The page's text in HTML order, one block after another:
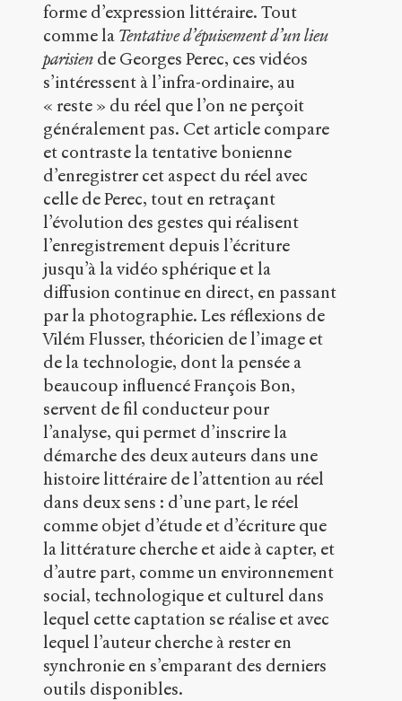
vidéo
chez
Perec,
Flusser
Bon
2018.
Sens
public.
forme d’expression littéraire. Tout
comme la Tentative d’épuisement d’un lieu
parisien de Georges Perec, ces vidéos
s’intéressent à l’infra-ordinaire, au
« reste » du réel que l’on ne perçoit
généralement pas. Cet article compare
et contraste la tentative bonienne
d’enregistrer cet aspect du réel avec
celle de Perec, tout en retraçant
l’évolution des gestes qui réalisent
l’enregistrement depuis l’écriture
jusqu’à la vidéo sphérique et la
diffusion continue en direct, en passant
par la photographie. Les réflexions de
Vilém Flusser, théoricien de l’image et
de la technologie, dont la pensée a
beaucoup influencé François Bon,
servent de fil conducteur pour
l’analyse, qui permet d’inscrire la
démarche des deux auteurs dans une
histoire littéraire de l’attention au réel
dans deux sens : d’une part, le réel
comme objet d’étude et d’écriture que
la littérature cherche et aide à capter, et
d’autre part, comme un environnement
social, technologique et culturel dans
lequel cette captation se réalise et avec
lequel l’auteur cherche à rester en
synchronie en s’emparant des derniers
outils disponibles.